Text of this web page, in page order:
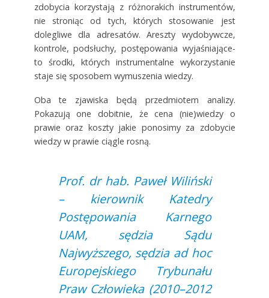
zdobycia korzystają z różnorakich instrumentów,
nie stroniąc od tych, których stosowanie jest
dolegliwe dla adresatów. Areszty wydobywcze,
kontrole, podsłuchy, postępowania wyjaśniające-
to środki, których instrumentalne wykorzystanie
staje się sposobem wymuszenia wiedzy.
Oba te zjawiska będą przedmiotem analizy.
Pokazują one dobitnie, że cena (nie)wiedzy o
prawie oraz koszty jakie ponosimy za zdobycie
wiedzy w prawie ciągle rosną.
Prof. dr hab. Paweł Wiliński
– kierownik Katedry
Postępowania Karnego
UAM, sędzia Sądu
Najwyższego, sędzia ad hoc
Europejskiego Trybunału
Praw Człowieka (2010–2012